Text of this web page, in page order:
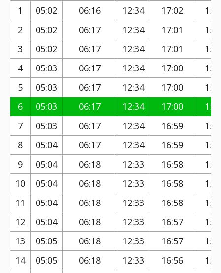
1
05:02 06:16 12:34 17:02
2
05:02 06:17 12:34 17:01
3
05:02 06:17 12:34 17:01
4
05:03 06:17 12:34 17:00
5
05:03 06:17 12:34 17:00
6
05:03 06:17 12:34 17:00
7
05:03 06:17 12:34 16:59
8
05:04 06:17 12:34 16:59
9
05:04 06:18 12:33 16:58
10
05:04 06:18 12:33 16:58
11
05:04 06:18 12:33 16:58
12
05:04 06:18 12:33 16:57
13
05:05 06:18 12:33 16:57
14
05:05 06:18 12:33 16:56